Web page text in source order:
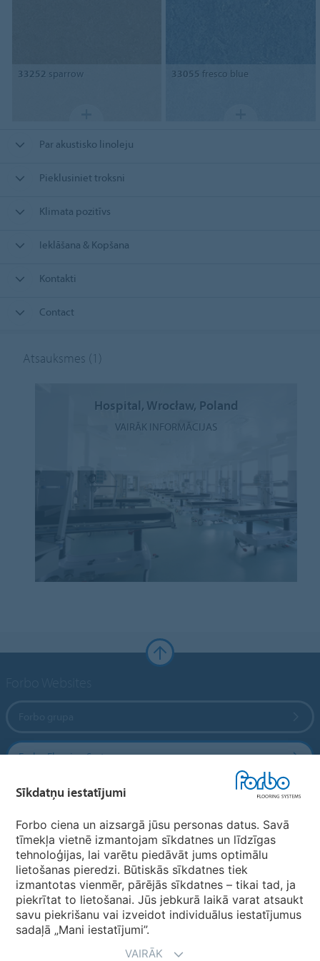
33252 sparrow 33055 fresco blue
Par akustisko linoleju
Pieklusiniet troksni
Klimata pozitīvs
Ieklāšana & Kopšana
Kontakti
Contact
Atsauksmes (1)
Hospital, Wrocław, Poland
VAIRĀK INFORMĀCIJAS
Forbo Flooring Systems
Forbo Movement Systems
Valstu mājas lapas
Izvēlēties valsti
Sīkdatņu iestatījumi
Forbo ciena un aizsargā jūsu personas datus. Savā
tīmekļa vietnē izmantojam sīkdatnes un līdzīgas
tehnoloģijas, lai varētu piedāvāt jums optimālu
lietošanas pieredzi. Būtiskās sīkdatnes tiek
izmantotas vienmēr, pārējās sīkdatnes – tikai tad, ja
piekrītat to lietošanai. Jūs jebkurā laikā varat atsaukt
savu piekrišanu vai izveidot individuālus iestatījumus
sadaļā „Mani iestatījumi”.
VAIRĀK